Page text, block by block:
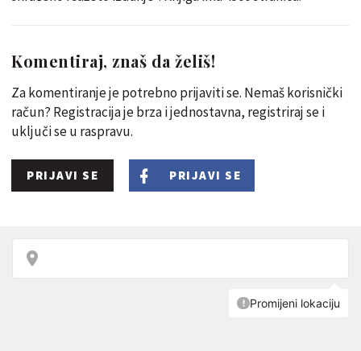
Komentiraj, znaš da želiš!
Za komentiranje je potrebno prijaviti se. Nemaš korisnički
račun? Registracija je brza i jednostavna, registriraj se i
uključi se u raspravu.
PRIJAVI SE PRIJAVI SE